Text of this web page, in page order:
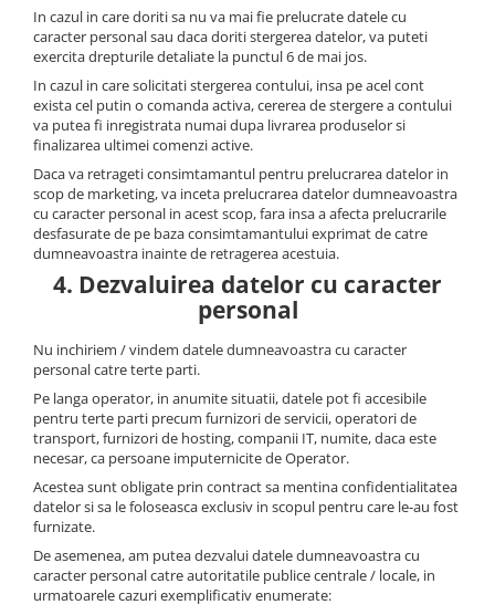
In cazul in care doriti sa nu va mai fie prelucrate datele cu
caracter personal sau daca doriti stergerea datelor, va puteti
exercita drepturile detaliate la punctul 6 de mai jos.
In cazul in care solicitati stergerea contului, insa pe acel cont
exista cel putin o comanda activa, cererea de stergere a contului
va putea fi inregistrata numai dupa livrarea produselor si
finalizarea ultimei comenzi active.
Daca va retrageti consimtamantul pentru prelucrarea datelor in
scop de marketing, va inceta prelucrarea datelor dumneavoastra
cu caracter personal in acest scop, fara insa a afecta prelucrarile
desfasurate de pe baza consimtamantului exprimat de catre
dumneavoastra inainte de retragerea acestuia.
4. Dezvaluirea datelor cu caracter
personal
Nu inchiriem / vindem datele dumneavoastra cu caracter
personal catre terte parti.
Pe langa operator, in anumite situatii, datele pot fi accesibile
pentru terte parti precum furnizori de servicii, operatori de
transport, furnizori de hosting, companii IT, numite, daca este
necesar, ca persoane imputernicite de Operator.
Acestea sunt obligate prin contract sa mentina confidentialitatea
datelor si sa le foloseasca exclusiv in scopul pentru care le-au fost
furnizate.
De asemenea, am putea dezvalui datele dumneavoastra cu
caracter personal catre autoritatile publice centrale / locale, in
urmatoarele cazuri exemplificativ enumerate: